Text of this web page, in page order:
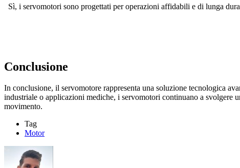
Sì, i servomotori sono progettati per operazioni affidabili e di lunga
Conclusione
In conclusione, il servomotore rappresenta una soluzione tecnologica
industriale o applicazioni mediche, i servomotori continuano a svolgere
movimento.
Tag
Motor